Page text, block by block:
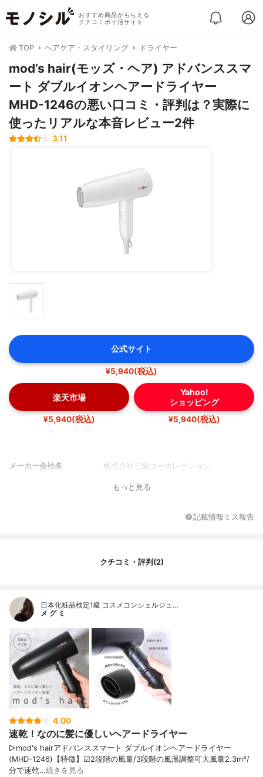
おすすめ商品がもらえる
クチコミポイ活サイト
TOP ヘアケア・スタイリング ドライヤー
mod’s hair(モッズ・ヘア) アドバンススマ
ート ダブルイオンヘアードライヤー
MHD-1246の悪い口コミ・評判は？実際に
使ったリアルな本音レビュー2件
3.11
公式サイト
¥5,940(税込)
楽天市場
¥5,940(税込)
Yahoo!
ショッピング
¥5,940(税込)
メーカー会社名 株式会社三栄コーポレーション
もっと見る
記載情報ミス報告
クチコミ・評判(2)
日本化粧品検定1級 コスメコンシェルジュ…
メ グ ミ
4.00
速乾！なのに髪に優しいヘアードライヤー
▷mod's hairアドバンススマート ダブルイオンヘアードライヤー
(MHD-1246)【特徴】☑︎2段階の風量/3段階の風温調整可大風量2.3m³/
分で速乾…続きを見る